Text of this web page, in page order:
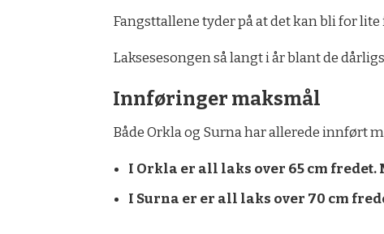
Fangsttallene tyder på at det kan bli for
Laksesesongen så langt i år blant de
Innføringer maksmål
Både Orkla og Surna har allerede innført
I Orkla er all laks over 65 cm
I Surna er er all laks over 70 cm